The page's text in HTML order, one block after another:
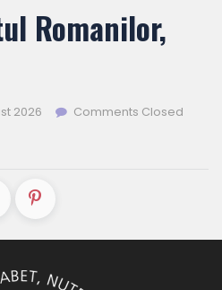
Romanilor,
2026 Comments Closed